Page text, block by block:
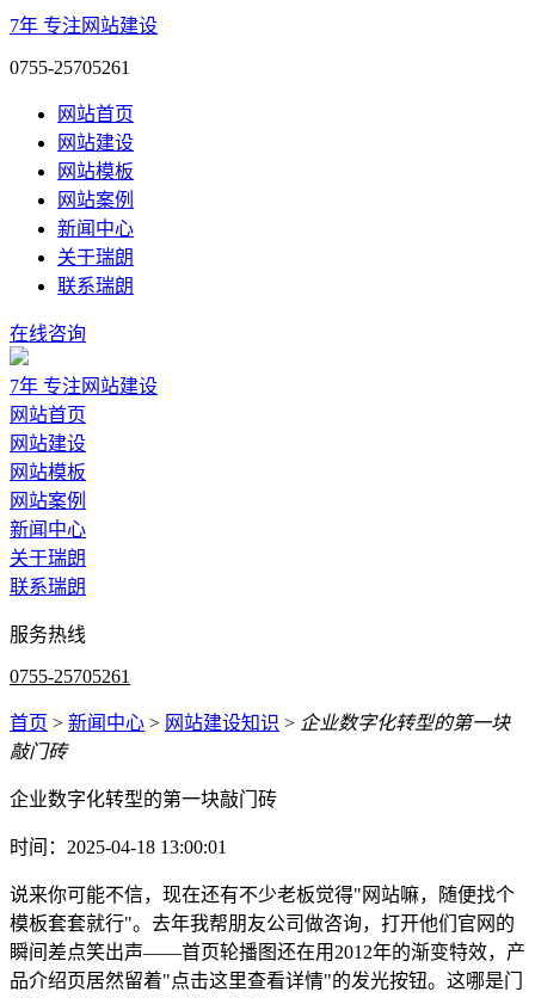
7年 专注网站建设
0755-25705261
网站首页
网站建设
网站模板
网站案例
新闻中心
关于瑞朗
联系瑞朗
在线咨询
7年 专注网站建设
网站首页
网站建设
网站模板
网站案例
新闻中心
关于瑞朗
联系瑞朗
服务热线
0755-25705261
首页 > 新闻中心 > 网站建设知识 > 企业数字化转型的第一块
敲门砖
企业数字化转型的第一块敲门砖
时间：2025-04-18 13:00:01
说来你可能不信，现在还有不少老板觉得"网站嘛，随便找个
模板套套就行"。去年我帮朋友公司做咨询，打开他们官网的
瞬间差点笑出声——首页轮播图还在用2012年的渐变特效，产
品介绍页居然留着"点击这里查看详情"的发光按钮。这哪是门